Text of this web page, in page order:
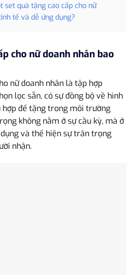
set quà tặng cao cấp cho nữ
tế và dễ ứng dụng?
cho nữ doanh nhân bao
nữ doanh nhân là tập hợp
lọc sẵn, có sự đồng bộ về hình
hợp để tặng trong môi trường
không nằm ở sự cầu kỳ, mà ở
và thể hiện sự trân trọng
nhận.